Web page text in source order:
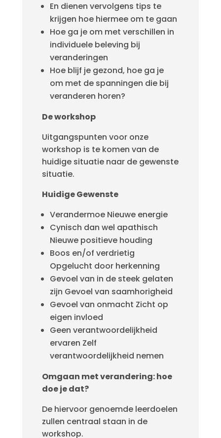
En dienen vervolgens tips te
krijgen hoe hiermee om te gaan
Hoe ga je om met verschillen in
individuele beleving bij
veranderingen
Hoe blijf je gezond, hoe ga je
om met de spanningen die bij
veranderen horen?
De workshop
Uitgangspunten voor onze
workshop is te komen van de
huidige situatie naar de gewenste
situatie.
Huidige Gewenste
Verandermoe Nieuwe energie
Cynisch dan wel apathisch
Nieuwe positieve houding
Boos en/of verdrietig
Opgelucht door herkenning
Gevoel van in de steek gelaten
zijn Gevoel van saamhorigheid
Gevoel van onmacht Zicht op
eigen invloed
Geen verantwoordelijkheid
ervaren Zelf
verantwoordelijkheid nemen
Omgaan met verandering: hoe
doe je dat?
De hiervoor genoemde leerdoelen
zullen centraal staan in de
workshop.